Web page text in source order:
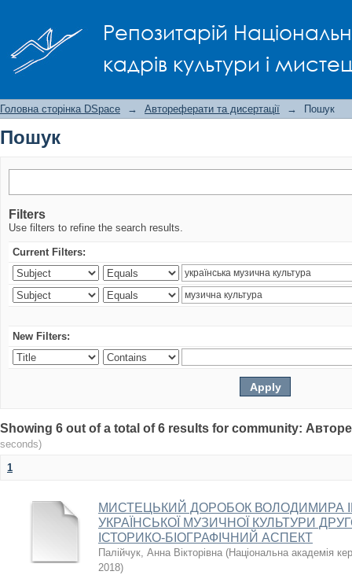
Репозитарій
кадрів культури і
Головна сторінка DSpace → Автореферати та дисертації → Пошук
Пошук
Filters
Use filters to refine the search results.
Current Filters:
New Filters:
Showing 6 out of a total of 6 results for community:
seconds)
1
МИСТЕЦЬКИЙ ДОРОБОК ВОЛОДИМИРА
УКРАЇНСЬКОЇ МУЗИЧНОЇ КУЛЬТУРИ
ІСТОРИКО-БІОГРАФІЧНИЙ АСПЕКТ
Палійчук, Анна Вікторівна (Національна академія
2018)